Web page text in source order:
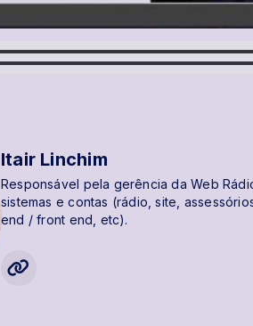
Itair Linchim
Responsável pela gerência da Web
sistemas e contas (rádio, site,
end / front end, etc).